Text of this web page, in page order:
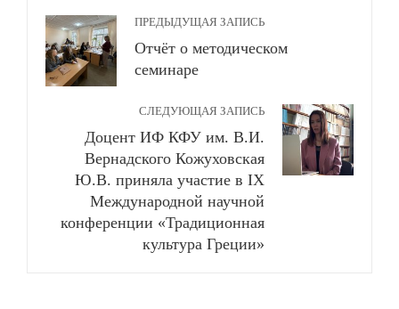
ПРЕДЫДУЩАЯ ЗАПИСЬ
Отчёт о методическом
семинаре
СЛЕДУЮЩАЯ ЗАПИСЬ
Доцент ИФ КФУ им. В.И.
Вернадского Кожуховская
Ю.В. приняла участие в IX
Международной научной
конференции «Традиционная
культура Греции»